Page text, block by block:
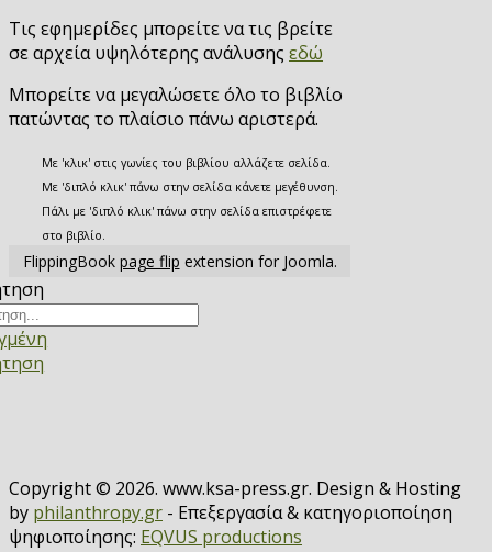
Τις εφημερίδες μπορείτε να τις βρείτε
σε αρχεία υψηλότερης ανάλυσης εδώ
Μπορείτε να μεγαλώσετε όλο το βιβλίο
πατώντας το πλαίσιο πάνω αριστερά.
Με 'κλικ' στις γωνίες του βιβλίου αλλάζετε σελίδα.
Με 'διπλό κλικ' πάνω στην σελίδα κάνετε μεγέθυνση.
Πάλι με 'διπλό κλικ' πάνω στην σελίδα επιστρέφετε
στο βιβλίο.
FlippingBook page flip extension for Joomla.
Copyright © 2026. www.ksa-press.gr. Design & Hosting
by philanthropy.gr - Επεξεργασία & κατηγοριοποίηση
ψηφιοποίησης: EQVUS productions